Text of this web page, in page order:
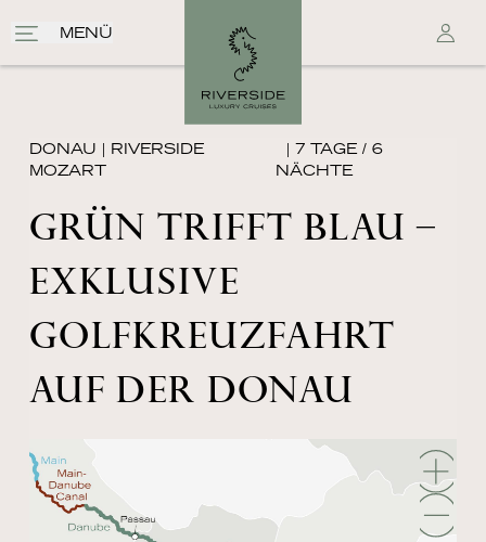
MENÜ
DONAU | RIVERSIDE
MOZART
| 7 TAGE / 6
NÄCHTE
GRÜN TRIFFT BLAU –
EXKLUSIVE
GOLFKREUZFAHRT
AUF DER DONAU